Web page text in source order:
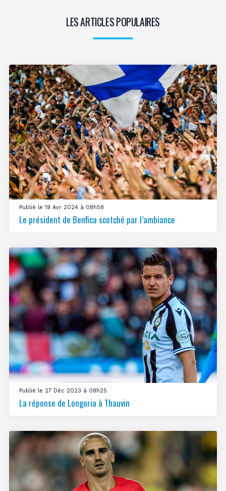
LES ARTICLES POPULAIRES
Publié le 19 Avr 2024 à 08h58
Le président de Benfica scotché par l’ambiance
Publié le 27 Déc 2023 à 08h25
La réponse de Longoria à Thauvin